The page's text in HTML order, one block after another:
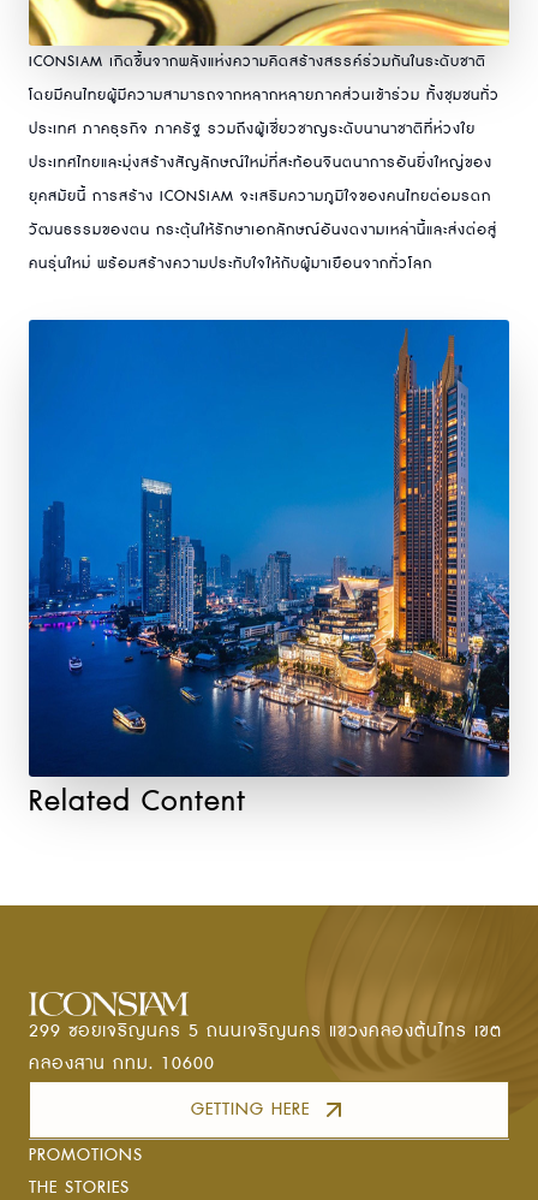
ICONSIAM เกิดขึ้นจากพลังแห่งความคิดสร้างสรรค์ร่วมกันในระดับชาติ
โดยมีคนไทยผู้มีความสามารถจากหลากหลายภาคส่วนเข้าร่วม ทั้งชุมชนทั่ว
ประเทศ ภาคธุรกิจ ภาครัฐ รวมถึงผู้เชี่ยวชาญระดับนานาชาติที่ห่วงใย
ประเทศไทยและมุ่งสร้างสัญลักษณ์ใหม่ที่สะท้อนจินตนาการอันยิ่งใหญ่ของ
ยุคสมัยนี้ การสร้าง ICONSIAM จะเสริมความภูมิใจของคนไทยต่อมรดก
วัฒนธรรมของตน กระตุ้นให้รักษาเอกลักษณ์อันงดงามเหล่านี้และส่งต่อสู่
คนรุ่นใหม่ พร้อมสร้างความประทับใจให้กับผู้มาเยือนจากทั่วโลก
Related Content
299 ซอยเจริญนคร 5 ถนนเจริญนคร แขวงคลองต้นไทร เขต
คลองสาน กทม. 10600
GETTING HERE
PROMOTIONS
THE STORIES